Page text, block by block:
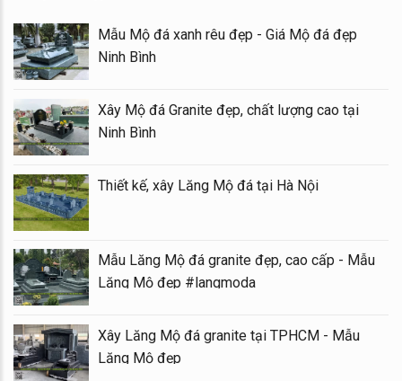
Mẫu Mộ đá xanh rêu đẹp - Giá Mộ đá đẹp
Ninh Bình
Xây Mộ đá Granite đẹp, chất lượng cao tại
Ninh Bình
Thiết kế, xây Lăng Mộ đá tại Hà Nội
Mẫu Lăng Mộ đá granite đẹp, cao cấp - Mẫu
Lăng Mộ đẹp #langmoda
Xây Lăng Mộ đá granite tại TPHCM - Mẫu
Lăng Mộ đẹp